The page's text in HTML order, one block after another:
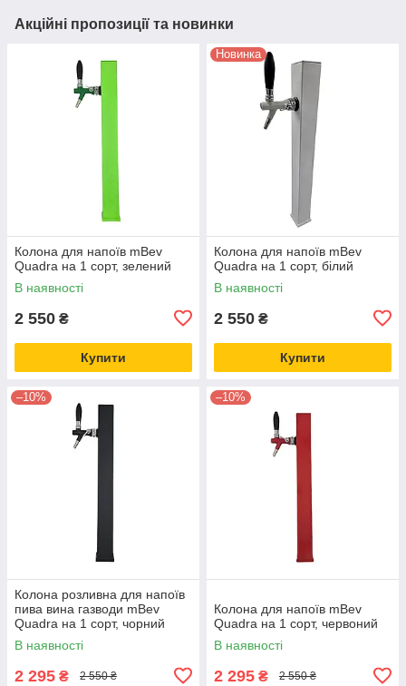
Акційні пропозиції та новинки
Колона для напоїв mBev
Quadra на 1 сорт, зелений
В наявності
2 550 ₴
Купити
Новинка
Колона для напоїв mBev
Quadra на 1 сорт, білий
В наявності
2 550 ₴
Купити
–10%
Колона розливна для напоїв
пива вина газводи mBev
Quadra на 1 сорт, чорний
В наявності
2 295 ₴ 2 550 ₴
–10%
Колона для напоїв mBev
Quadra на 1 сорт, червоний
В наявності
2 295 ₴ 2 550 ₴